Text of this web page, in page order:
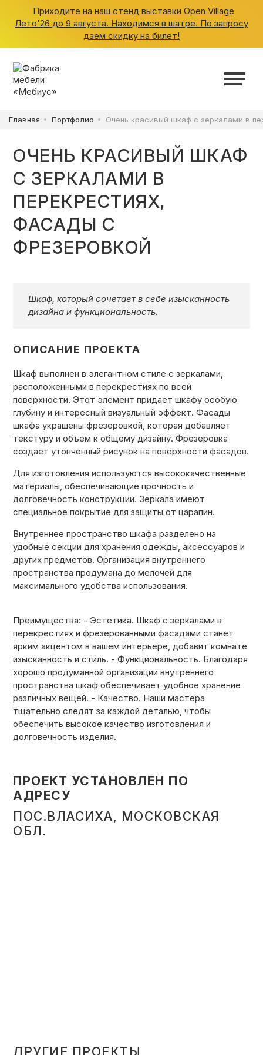
Приходите на наш стенд выставки Open Village
Лето'26 до 9 августа. Находимся в шатре. По запросу
даем скидку на билет!
Главная Портфолио Очень красивый шкаф с зеркалами в
ОЧЕНЬ КРАСИВЫЙ ШКАФ
С ЗЕРКАЛАМИ В
ПЕРЕКРЕСТИЯХ,
ФАСАДЫ С
ФРЕЗЕРОВКОЙ
Шкаф, который сочетает в себе изысканность
дизайна и функциональность.
ОПИСАНИЕ ПРОЕКТА
Шкаф выполнен в элегантном стиле с зеркалами,
расположенными в перекрестиях по всей
поверхности. Этот элемент придает шкафу особую
глубину и интересный визуальный эффект. Фасады
шкафа украшены фрезеровкой, которая добавляет
текстуру и объем к общему дизайну. Фрезеровка
создает утонченный рисунок на поверхности фасадов.
Для изготовления используются высококачественные
материалы, обеспечивающие прочность и
долговечность конструкции. Зеркала имеют
специальное покрытие для защиты от царапин.
Внутреннее пространство шкафа разделено на
удобные секции для хранения одежды, аксессуаров и
других предметов. Организация внутреннего
пространства продумана до мелочей для
максимального удобства использования.
Преимущества: - Эстетика. Шкаф с зеркалами в
перекрестиях и фрезерованными фасадами станет
ярким акцентом в вашем интерьере, добавит комнате
изысканность и стиль. - Функциональность. Благодаря
хорошо продуманной организации внутреннего
пространства шкаф обеспечивает удобное хранение
различных вещей. - Качество. Наши мастера
тщательно следят за каждой деталью, чтобы
обеспечить высокое качество изготовления и
долговечность изделия.
ПРОЕКТ УСТАНОВЛЕН ПО
АДРЕСУ
ПОС.ВЛАСИХА, МОСКОВСКАЯ
ОБЛ.
ДРУГИЕ ПРОЕКТЫ
ШКАФЫ
КУХНИ
ГАРДЕРОБНЫЕ
ДЕТСКИЕ
ВАННАЯ
КАТАЛОГ МЕБЕЛИ
О ФАБРИКЕ
НАШЕ ПРОИЗВОДСТВО
ПОРТФОЛИО
ГАРАНТИИ
ОТЗЫВЫ
СОТРУДНИЧЕСТВО
НОВОСТИ
3D ПРОЕКТ В ПОДАРОК
БЛОГ О ДИЗАЙНЕ МЕБЕЛИ